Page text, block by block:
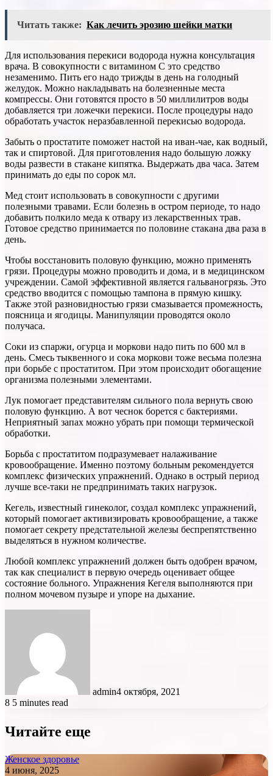
Читать также: Как лечить эрозию шейки матки
Для использования перекиси водорода нужна консультация
врача. В совокупности с витамином С это средство
незаменимо. Пить его надо трижды в день на голодный
желудок. Можно накладывать на болезненные места
компрессы. Они готовятся просто в 50 миллилитров воды
добавляется три ложечки перекиси. После процедуры надо
обработать участок неразбавленной перекисью водорода.
Забыть о простатите поможет настой на иван-чае, как водный,
так и спиртовой. Для приготовления надо большую ложку
воды развести в стакане кипятка. Выдержать два часа. Затем
принимать до еды по сорок мл.
Мед стоит использовать в совокупности с другими
полезными травами. Если болезнь в остром периоде, то надо
добавить полкило меда к отвару из лекарственных трав.
Готовое средство принимается по половине стакана два раза в
день.
Чтобы восстановить половую функцию, можно применять
грязи. Процедуры можно проводить и дома, и в медицинском
учреждении. Самой эффективной является гальваногрязь. Это
средство вводится с помощью тампона в прямую кишку.
Также этой разновидностью грязи смазывается промежность,
поясница и ягодицы. Манипуляции проводятся около
получаса.
Соки из спаржи, огурца и моркови надо пить по 600 мл в
день. Смесь тыквенного и сока моркови тоже весьма полезна
при борьбе с простатитом. При этом происходит обогащение
организма полезными элементами.
Лук помогает представителям сильного пола вернуть свою
половую функцию. А вот чеснок борется с бактериями.
Неприятный запах можно убрать при помощи термической
обработки.
Борьба с простатитом подразумевает налаживание
кровообращение. Именно поэтому больным рекомендуется
комплекс физических упражнений. Однако в острый период
лучше все-таки не предпринимать таких нагрузок.
Кегель, известный гинеколог, создал комплекс упражнений,
который помогает активизировать кровообращение, а также
помогает секрету предстательной железы беспрепятственно
выделяться в нужном количестве.
Любой комплекс упражнений должен быть одобрен врачом,
так как специалист в первую очередь оценивает общее
состояние больного. Упражнения Кегеля выполняются при
полном мочевом пузыре и упоре на дыхание.
admin4 октября, 2021
8 5 minutes read
Читайте еще
Женское здоровье
4 июня, 2025